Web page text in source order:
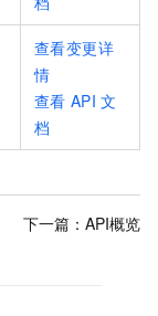
查看变更详
情
查看 API 文
档
下一篇： API概览